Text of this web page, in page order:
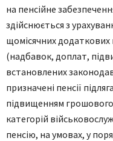
на пенсійне
здійснюється з
щомісячних додаткових
(надбавок, доплат,
встановлених
призначені пенсії
підвищенням
категорій
пенсію, на умовах, у